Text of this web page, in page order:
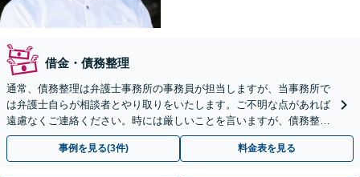
借金・債務整理
通常、債務整理は弁護士事務所の事務員が担当しますが、当事務所で
は弁護士自らが相談者とやり取りをいたします。ご不明な点があれば
遠慮なくご連絡ください。時には厳しいことを言いますが、債務整理
には相談者様のご協力が必要不可欠です。
事例を見る(3件) 料金表を見る